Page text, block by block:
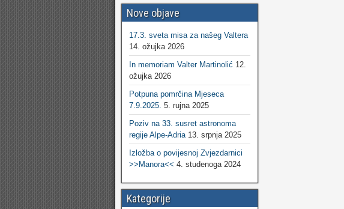
Nove objave
17.3. sveta misa za našeg Valtera
14. ožujka 2026
In memoriam Valter Martinolić 12.
ožujka 2026
Potpuna pomrčina Mjeseca
7.9.2025. 5. rujna 2025
Poziv na 33. susret astronoma
regije Alpe-Adria 13. srpnja 2025
Izložba o povijesnoj Zvjezdarnici
>>Manora<< 4. studenoga 2024
Kategorije